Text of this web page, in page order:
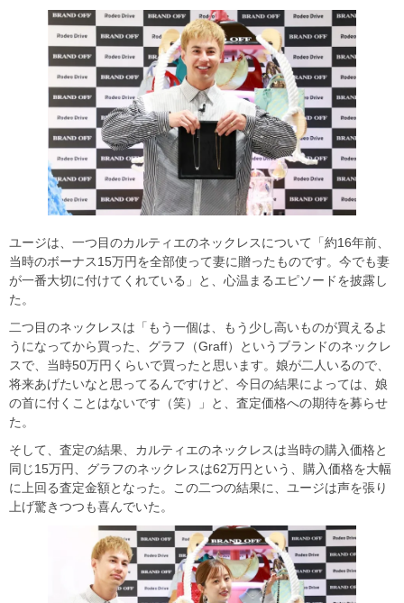
ユージは、一つ目のカルティエのネックレスについて「約16年前、
当時のボーナス15万円を全部使って妻に贈ったものです。今でも妻
が一番大切に付けてくれている」と、心温まるエピソードを披露し
た。
二つ目のネックレスは「もう一個は、もう少し高いものが買えるよ
うになってから買った、グラフ（Graff）というブランドのネックレ
スで、当時50万円くらいで買ったと思います。娘が二人いるので、
将来あげたいなと思ってるんですけど、今日の結果によっては、娘
の首に付くことはないです（笑）」と、査定価格への期待を募らせ
た。
そして、査定の結果、カルティエのネックレスは当時の購入価格と
同じ15万円、グラフのネックレスは62万円という、購入価格を大幅
に上回る査定金額となった。この二つの結果に、ユージは声を張り
上げ驚きつつも喜んでいた。